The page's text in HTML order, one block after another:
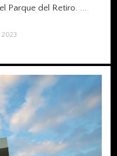
Parque del Retiro. ...